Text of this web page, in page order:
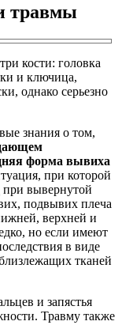
травмы
кости: головка
и ключица,
однако серьезно
знания о том,
форма вывиха
при которой
при вывернутой
подвывих плеча
верхней и
но если имеют
в виде
тканей
и запястья
Травму также